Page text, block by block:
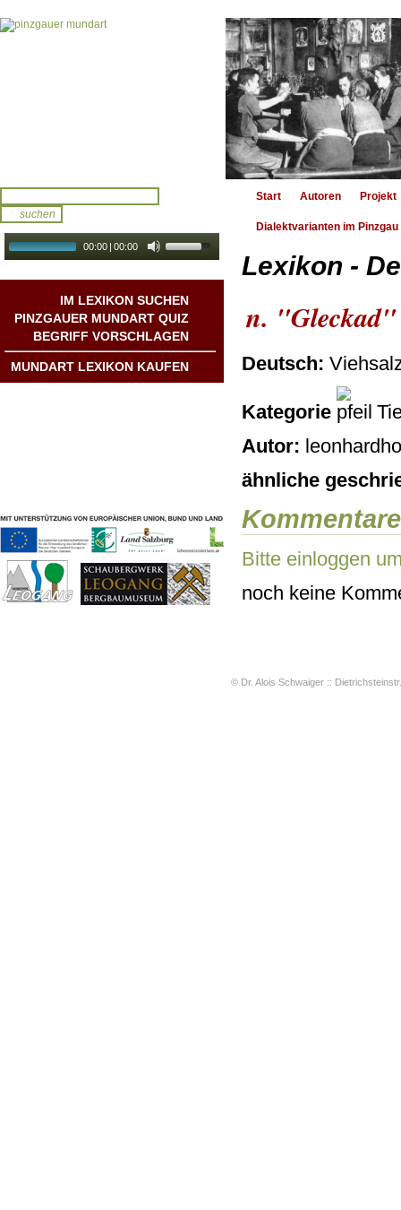
00:00 | 00:00
IM LEXIKON SUCHEN
PINZGAUER MUNDART QUIZ
BEGRIFF VORSCHLAGEN
MUNDART LEXIKON KAUFEN
Start Autoren Projekt
Dialektvarianten im Pinzgau
Lexikon -
n. "Gleckad"
Deutsch:
Kategorie
Autor:
ähnliche
Kommentare
Bitte einloggen
noch keine
© Dr. Alois Schwaiger ::